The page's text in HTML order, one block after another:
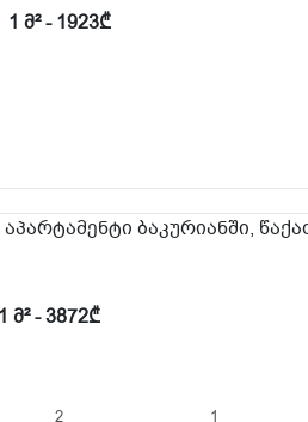
1 მ² - 1923₾
ბაკურიანში,
1 მ² - 3872₾
2 1